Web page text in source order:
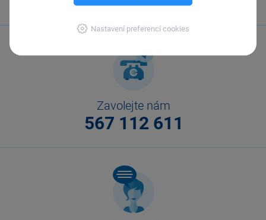
Nastavení preferencí cookies
Zavolejte nám
567 112 611